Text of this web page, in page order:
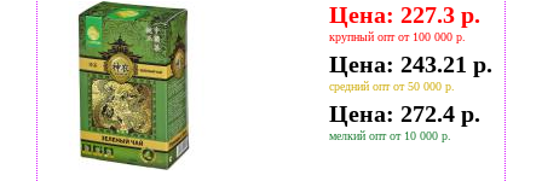
Цена: 227.3 р.
крупный опт от 100 000 р.
Цена: 243.21 р.
средний опт от 50 000 р.
Цена: 272.4 р.
мелкий опт от 10 000 р.